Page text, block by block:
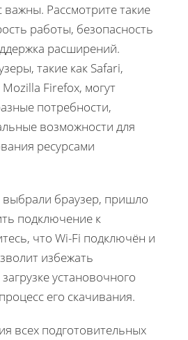
важны. Рассмотрите такие
работы, безопасность
расширений.
такие как Safari,
Firefox, могут
потребности,
возможности для
ресурсами
выбрали браузер, пришло
подключение к
что Wi-Fi подключён и
избежать
установочного
его скачивания.
всех подготовительных